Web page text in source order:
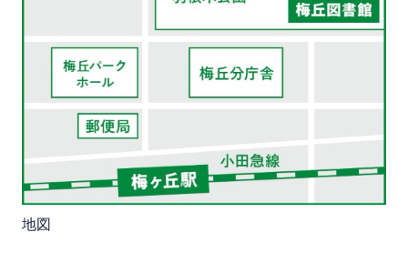
地図